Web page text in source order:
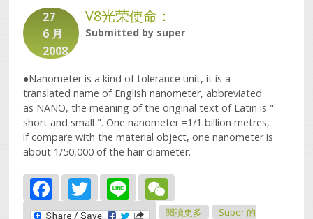
27
6 月
2008
V8光荣使命：
Submitted by super
●Nanometer is a kind of tolerance unit, it is a
translated name of English nanometer, abbreviated
as NANO, the meaning of the original text of Latin is "
short and small ". One nanometer =1/1 billion metres,
if compare with the material object, one nanometer is
about 1/50,000 of the hair diameter.
Facebook
Twitter
Line
閱讀更多關於V8光荣使命：
Super 的